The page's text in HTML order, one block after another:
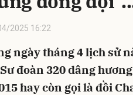
2025 16:22
ngày tháng 4 lịch sử
đoàn 320 dâng
hay còn gọi là đồi